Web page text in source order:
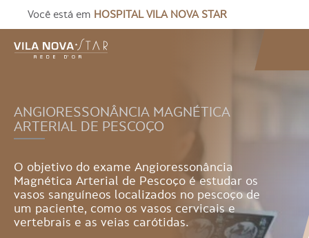
Você está em HOSPITAL VILA NOVA STAR
ANGIORESSONÂNCIA MAGNÉTICA
ARTERIAL DE PESCOÇO
O objetivo do exame Angioressonância
Magnética Arterial de Pescoço é estudar os
vasos sanguíneos localizados no pescoço de
um paciente, como os vasos cervicais e
vertebrais e as veias carótidas.